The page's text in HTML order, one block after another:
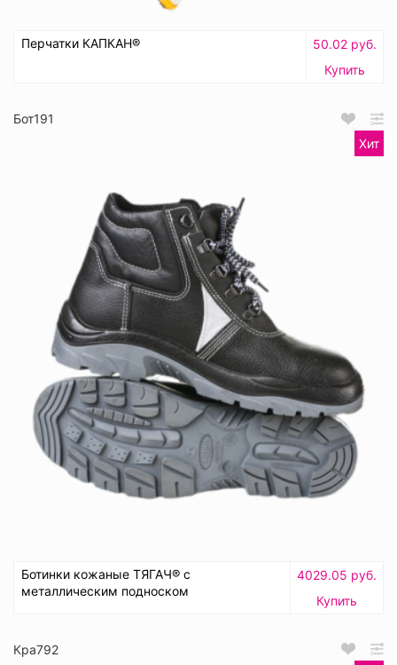
Перчатки КАПКАН®
50.02 руб.
Купить
Бот191
Хит
Ботинки кожаные ТЯГАЧ® с
металлическим подноском
4029.05 руб.
Купить
Кра792